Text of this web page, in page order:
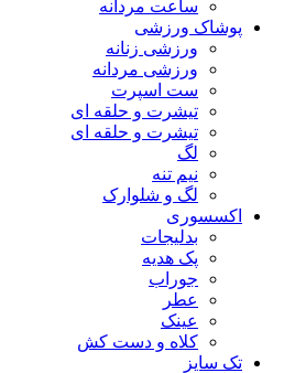
ساعت مردانه
پوشاک ورزشی
ورزشی زنانه
ورزشی مردانه
ست اسپرت
تیشرت و حلقه ای
تیشرت و حلقه ای
لگ
نیم تنه
لگ و شلوارک
اکسسوری
بدلیجات
پک هدیه
جوراب
عطر
عینک
کلاه و دست کش
تک سایز